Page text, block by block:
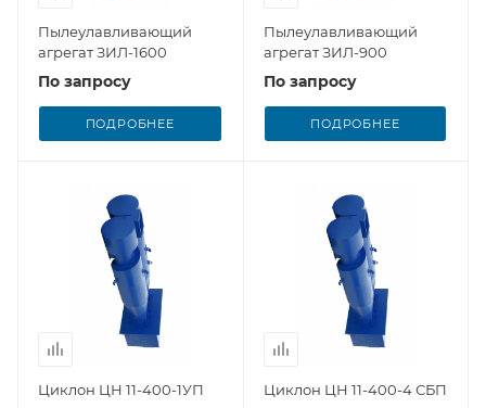
Пылеулавливающий
агрегат ЗИЛ-1600
По запросу
ПОДРОБНЕЕ
Пылеулавливающий
агрегат ЗИЛ-900
По запросу
ПОДРОБНЕЕ
Циклон ЦН 11-400-1УП Циклон ЦН 11-400-4 СБП